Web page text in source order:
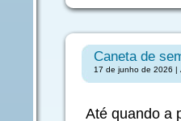
Caneta de
17 de junho de 2026 |
Até quando a